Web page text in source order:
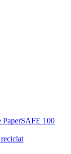
PaperSAFE 100